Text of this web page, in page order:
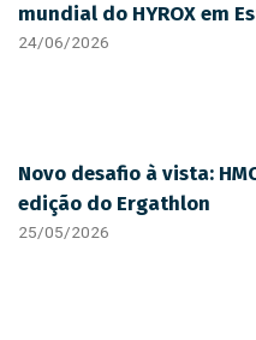
mundial do HYROX em
24/06/2026
Novo desafio à vista:
edição do Ergathlon
25/05/2026